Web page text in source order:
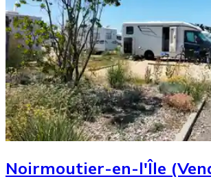
Noirmoutier-en-l'Île